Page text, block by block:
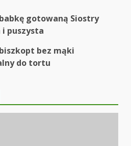
gotowaną Siostry
puszysta
bez mąki
do tortu